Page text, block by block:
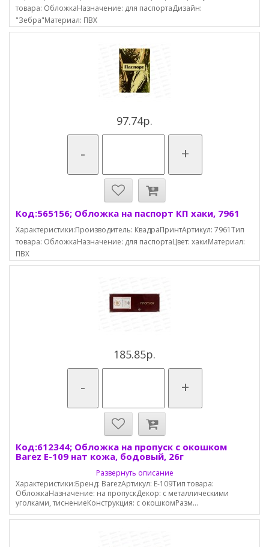
товара: ОбложкаНазначение: для паспортаДизайн:
"Зебра"Материал: ПВХ
97.74р.
- +
Код:565156; Обложка на паспорт КП хаки, 7961
Характеристики:Производитель: КвадраПринтАртикул: 7961Тип
товара: ОбложкаНазначение: для паспортаЦвет: хакиМатериал:
ПВХ
185.85р.
- +
Код:612344; Обложка на пропуск с окошком
Barez E-109 нат кожа, бодовый, 26г
Развернуть описание
Характеристики:Бренд: BarezАртикул: E-109Тип товара:
ОбложкаНазначение: на пропускДекор: с металлическими
уголками, тиснениеКонструкция: с окошкомРазм...